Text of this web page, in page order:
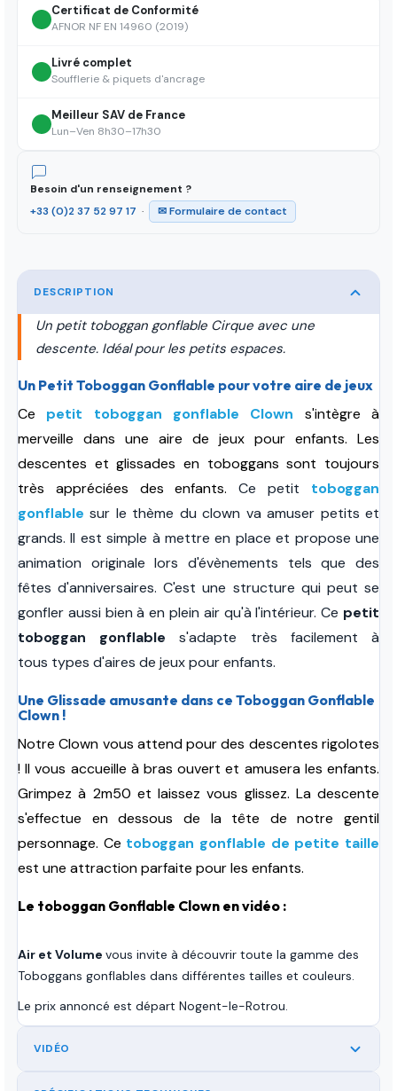
Certificat de Conformité
AFNOR NF EN 14960 (2019)
Livré complet
Soufflerie & piquets d'ancrage
Meilleur SAV de France
Lun–Ven 8h30–17h30
Besoin d'un renseignement ?
+33 (0)2 37 52 97 17 · ✉ Formulaire de contact
DESCRIPTION
Un petit toboggan gonflable Cirque avec une
descente. Idéal pour les petits espaces.
Un Petit Toboggan Gonflable pour votre aire de jeux
Ce petit toboggan gonflable Clown s'intègre à
merveille dans une aire de jeux pour enfants. Les
descentes et glissades en toboggans sont toujours
très appréciées des enfants.Ce petit toboggan
gonflable sur le thème du clown va amuser petits et
grands. Il est simple à mettre en place et propose une
animation originale lors d'évènements tels que des
fêtes d'anniversaires. C'est une structure qui peut se
gonfler aussi bien à en plein air qu'à l'intérieur. Ce petit
toboggan gonflable s'adapte très facilement à
tous types d'aires de jeux pour enfants.
Une Glissade amusante dans ce Toboggan Gonflable
Clown !
Notre Clown vous attend pour des descentes rigolotes
! Il vous accueille à bras ouvert et amusera les enfants.
Grimpez à 2m50 et laissez vous glissez. La descente
s'effectue en dessous de la tête de notre gentil
personnage. Ce toboggan gonflable de petite taille
est une attraction parfaite pour les enfants.
Le toboggan Gonflable Clown en vidéo :
Air et Volume vous invite à découvrir toute la gamme des
Toboggans gonflables dans différentes tailles et couleurs.
Le prix annoncé est départ Nogent-le-Rotrou.
VIDÉO